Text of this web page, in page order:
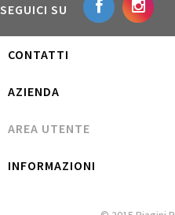
SEGUICI SU
CONTATTI
AZIENDA
AREA UTENTE
INFORMAZIONI